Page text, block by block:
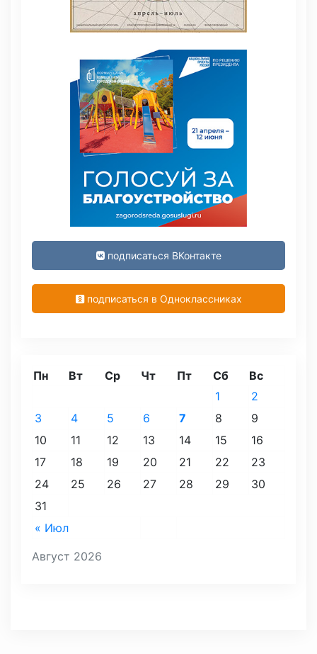
подписаться ВКонтакте
подписаться в Одноклассниках
Август 2026
Пн Вт Ср Чт Пт Сб Вс
« Июл
1
2
3
4 5 6 7 8
9
10
11 12 13 14 15
16
17
18 19 20 21 22
23
24
25 26 27 28 29
30
31